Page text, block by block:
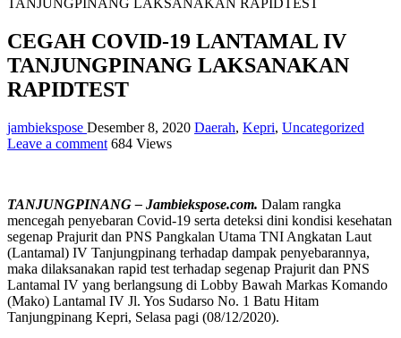
CEGAH COVID-19 LANTAMAL IV
TANJUNGPINANG LAKSANAKAN
RAPIDTEST
jambiekspose Desember 8, 2020 Daerah, Kepri, Uncategorized
Leave a comment 684 Views
TANJUNGPINANG – Jambiekspose.com. Dalam rangka
mencegah penyebaran Covid-19 serta deteksi dini kondisi kesehatan
segenap Prajurit dan PNS Pangkalan Utama TNI Angkatan Laut
(Lantamal) IV Tanjungpinang terhadap dampak penyebarannya,
maka dilaksanakan rapid test terhadap segenap Prajurit dan PNS
Lantamal IV yang berlangsung di Lobby Bawah Markas Komando
(Mako) Lantamal IV Jl. Yos Sudarso No. 1 Batu Hitam
Tanjungpinang Kepri, Selasa pagi (08/12/2020).